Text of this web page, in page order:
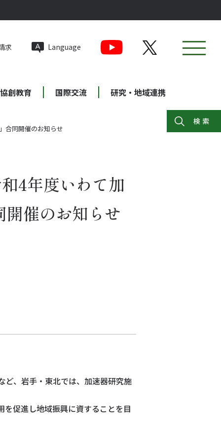
求 Language
創教育 国際交流 研究・地域連携
合同開催のお知らせ
4年度いわて加
催のお知らせ
ど、岩手・東北では、加速器研究施
促進し地域振興に資することを目